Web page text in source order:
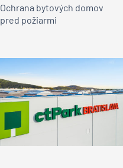
Ochrana bytových domov
pred požiarmi